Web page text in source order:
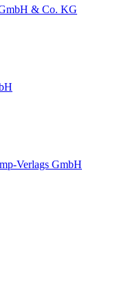
& Co. KG
Verlags GmbH